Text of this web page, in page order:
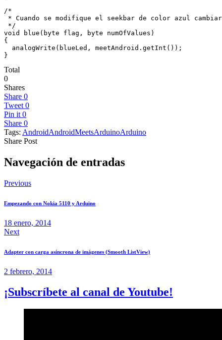
/*
* Cuando se modifique el seekbar de color azul
*/
void blue(byte flag, byte numOfValues)
{
  analogWrite(blueLed, meetAndroid.getInt());
}
Total
0
Shares
Share 0
Tweet 0
Pin it 0
Share 0
Tags: AndroidAndroidMeetsArduinoArduino
Share Post
Navegación de entradas
Previous
Empezando con Nokia 5110 y Arduino
18 enero, 2014
Next
Adapter con carga asíncrona de imágenes (Smooth ListView)
2 febrero, 2014
¡Subscríbete al canal de Youtube!